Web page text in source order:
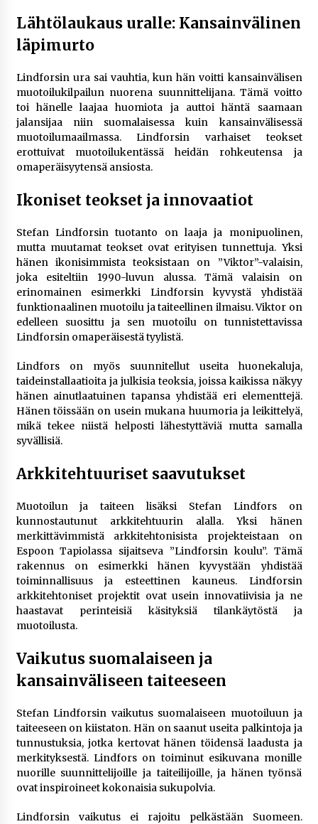
Lähtölaukaus uralle: Kansainvälinen
läpimurto
Lindforsin ura sai vauhtia, kun hän voitti kansainvälisen
muotoilukilpailun nuorena suunnittelijana. Tämä voitto
toi hänelle laajaa huomiota ja auttoi häntä saamaan
jalansijaa niin suomalaisessa kuin kansainvälisessä
muotoilumaailmassa. Lindforsin varhaiset teokset
erottuivat muotoilukentässä heidän rohkeutensa ja
omaperäisyytensä ansiosta.
Ikoniset teokset ja innovaatiot
Stefan Lindforsin tuotanto on laaja ja monipuolinen,
mutta muutamat teokset ovat erityisen tunnettuja. Yksi
hänen ikonisimmista teoksistaan on ”Viktor”-valaisin,
joka esiteltiin 1990-luvun alussa. Tämä valaisin on
erinomainen esimerkki Lindforsin kyvystä yhdistää
funktionaalinen muotoilu ja taiteellinen ilmaisu. Viktor on
edelleen suosittu ja sen muotoilu on tunnistettavissa
Lindforsin omaperäisestä tyylistä.
Lindfors on myös suunnitellut useita huonekaluja,
taideinstallaatioita ja julkisia teoksia, joissa kaikissa näkyy
hänen ainutlaatuinen tapansa yhdistää eri elementtejä.
Hänen töissään on usein mukana huumoria ja leikittelyä,
mikä tekee niistä helposti lähestyttäviä mutta samalla
syvällisiä.
Arkkitehtuuriset saavutukset
Muotoilun ja taiteen lisäksi Stefan Lindfors on
kunnostautunut arkkitehtuurin alalla. Yksi hänen
merkittävimmistä arkkitehtonisista projekteistaan on
Espoon Tapiolassa sijaitseva ”Lindforsin koulu”. Tämä
rakennus on esimerkki hänen kyvystään yhdistää
toiminnallisuus ja esteettinen kauneus. Lindforsin
arkkitehtoniset projektit ovat usein innovatiivisia ja ne
haastavat perinteisiä käsityksiä tilankäytöstä ja
muotoilusta.
Vaikutus suomalaiseen ja
kansainväliseen taiteeseen
Stefan Lindforsin vaikutus suomalaiseen muotoiluun ja
taiteeseen on kiistaton. Hän on saanut useita palkintoja ja
tunnustuksia, jotka kertovat hänen töidensä laadusta ja
merkityksestä. Lindfors on toiminut esikuvana monille
nuorille suunnittelijoille ja taiteilijoille, ja hänen työnsä
ovat inspiroineet kokonaisia sukupolvia.
Lindforsin vaikutus ei rajoitu pelkästään Suomeen.